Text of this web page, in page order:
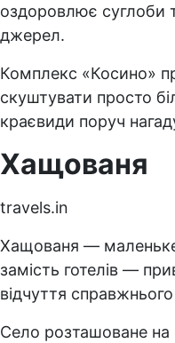
оздоровлює суглоби
джерел.
Комплекс «Косино»
скуштувати просто
краєвиди поруч
Хащованя
travels.in
Хащованя — маленьке
замість готелів —
відчуття
Село розташоване на